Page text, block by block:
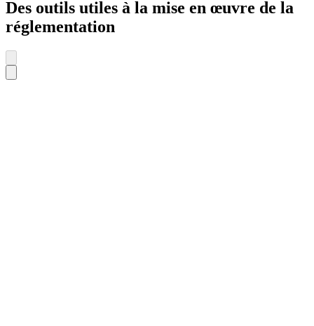
Des outils utiles à la mise en œuvre de la
réglementation